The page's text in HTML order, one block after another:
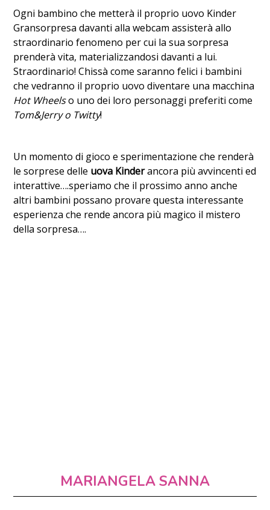
Ogni bambino che metterà il proprio uovo Kinder
Gransorpresa davanti alla webcam assisterà allo
straordinario fenomeno per cui la sua sorpresa
prenderà vita, materializzandosi davanti a lui.
Straordinario! Chissà come saranno felici i bambini
che vedranno il proprio uovo diventare una macchina
Hot Wheelso uno dei loro personaggi preferiti come
Tom&Jerry o Twitty!
Un momento di gioco e sperimentazione che renderà
le sorprese delle uova Kinderancora più avvincenti ed
interattive….speriamo che il prossimo anno anche
altri bambini possano provare questa interessante
esperienza che rende ancora più magico il mistero
della sorpresa….
MARIANGELA SANNA